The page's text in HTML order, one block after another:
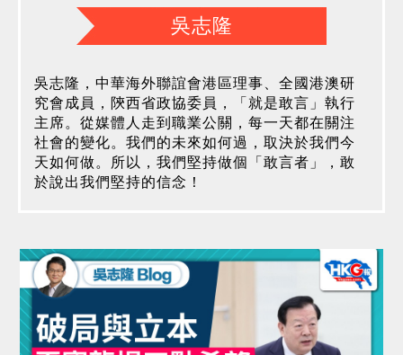
吳志隆
吳志隆，中華海外聯誼會港區理事、全國港澳研
究會成員，陝西省政協委員，「就是敢言」執行
主席。從媒體人走到職業公關，每一天都在關注
社會的變化。我們的未來如何過，取決於我們今
天如何做。所以，我們堅持做個「敢言者」，敢
於說出我們堅持的信念！